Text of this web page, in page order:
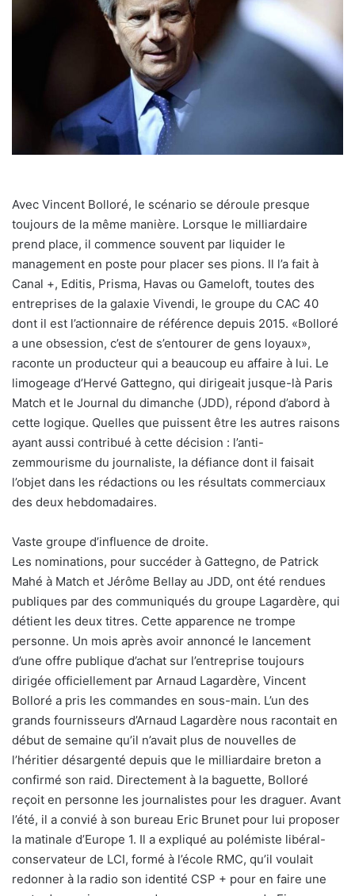
Avec Vincent Bolloré, le scénario se déroule presque
toujours de la même manière. Lorsque le milliardaire
prend place, il commence souvent par liquider le
management en poste pour placer ses pions. Il l’a fait à
Canal +, Editis, Prisma, Havas ou Gameloft, toutes des
entreprises de la galaxie Vivendi, le groupe du CAC 40
dont il est l’actionnaire de référence depuis 2015. «Bolloré
a une obsession, c’est de s’entourer de gens loyaux»,
raconte un producteur qui a beaucoup eu affaire à lui. Le
limogeage d’Hervé Gattegno, qui dirigeait jusque-là Paris
Match et le Journal du dimanche (JDD), répond d’abord à
cette logique. Quelles que puissent être les autres raisons
ayant aussi contribué à cette décision : l’anti-
zemmourisme du journaliste, la défiance dont il faisait
l’objet dans les rédactions ou les résultats commerciaux
des deux hebdomadaires.
Vaste groupe d’influence de droite.
Les nominations, pour succéder à Gattegno, de Patrick
Mahé à Match et Jérôme Bellay au JDD, ont été rendues
publiques par des communiqués du groupe Lagardère, qui
détient les deux titres. Cette apparence ne trompe
personne. Un mois après avoir annoncé le lancement
d’une offre publique d’achat sur l’entreprise toujours
dirigée officiellement par Arnaud Lagardère, Vincent
Bolloré a pris les commandes en sous-main. L’un des
grands fournisseurs d’Arnaud Lagardère nous racontait en
début de semaine qu’il n’avait plus de nouvelles de
l’héritier désargenté depuis que le milliardaire breton a
confirmé son raid. Directement à la baguette, Bolloré
reçoit en personne les journalistes pour les draguer. Avant
l’été, il a convié à son bureau Eric Brunet pour lui proposer
la matinale d’Europe 1. Il a expliqué au polémiste libéral-
conservateur de LCI, formé à l’école RMC, qu’il voulait
redonner à la radio son identité CSP + pour en faire une